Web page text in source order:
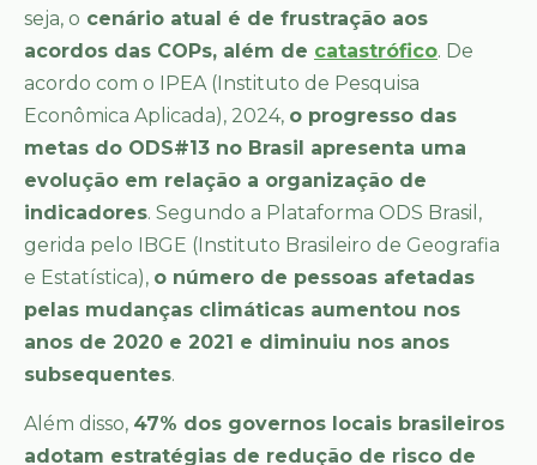
seja, o cenário atual é de frustração aos
acordos das COPs, além de catastrófico. De
acordo com o IPEA (Instituto de Pesquisa
Econômica Aplicada), 2024, o progresso das
metas do ODS#13 no Brasil apresenta uma
evolução em relação a organização de
indicadores. Segundo a Plataforma ODS Brasil,
gerida pelo IBGE (Instituto Brasileiro de Geografia
e Estatística), o número de pessoas afetadas
pelas mudanças climáticas aumentou nos
anos de 2020 e 2021 e diminuiu nos anos
subsequentes.
Além disso, 47% dos governos locais brasileiros
adotam estratégias de redução de risco de